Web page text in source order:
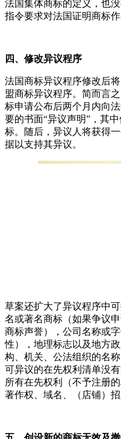
法国集体商标的定义，也
指令要求对法国证明商标作
四、修改异议程序
法国商标异议程序修改后
盟商标异议程序。简而言
标申请公布后两个月内向
要的书面“异议声明” ，其
标。随后，异议人将获得
据以支持其异议。
草案还扩大了异议程序中
名或著名商标（如果争议
商标声誉），公司名称或
性），地理标志以及地方
构、机关、公法组织的名
可异议的在先权利清单没有
所有在先权利（不予注册
著作权、域名、（店铺）招